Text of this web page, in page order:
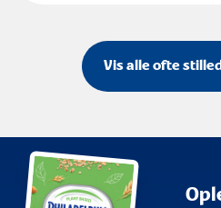
Vis alle ofte